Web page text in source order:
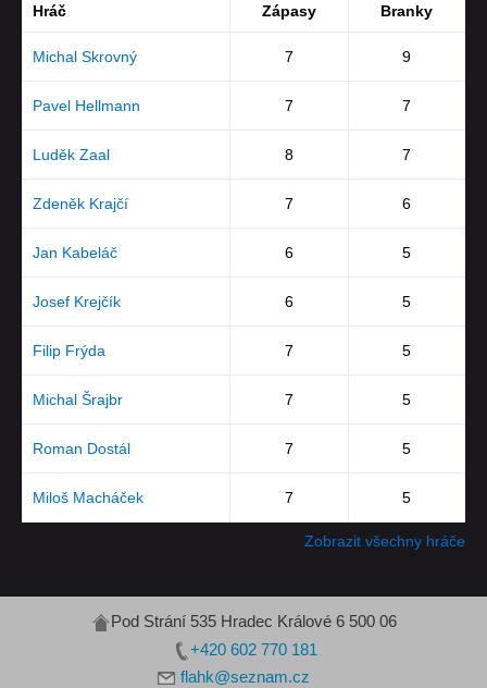
Hráč Zápasy Branky
Michal Skrovný 7 9
Pavel Hellmann 7 7
Luděk Zaal 8 7
Zdeněk Krajčí 7 6
Jan Kabeláč 6 5
Josef Krejčík 6 5
Filip Frýda 7 5
Michal Šrajbr 7 5
Roman Dostál 7 5
Miloš Macháček 7 5
Zobrazit všechny hráče
Pod Strání 535 Hradec Králové 6 500 06
+420 602 770 181
flahk@seznam.cz